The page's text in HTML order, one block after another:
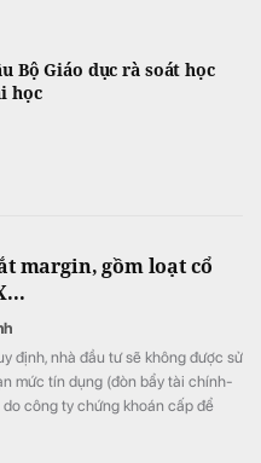
Bộ Giáo dục rà soát học
học
margin, gồm loạt cổ
định, nhà đầu tư sẽ không được sử
mức tín dụng (đòn bẩy tài chính-
do công ty chứng khoán cấp để